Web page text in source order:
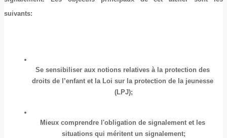
suivants:
Se sensibiliser aux notions relatives à la protection des
droits de l’enfant et la Loi sur la protection de la jeunesse
(LPJ);
Mieux comprendre l'obligation de signalement et les
situations qui méritent un signalement;